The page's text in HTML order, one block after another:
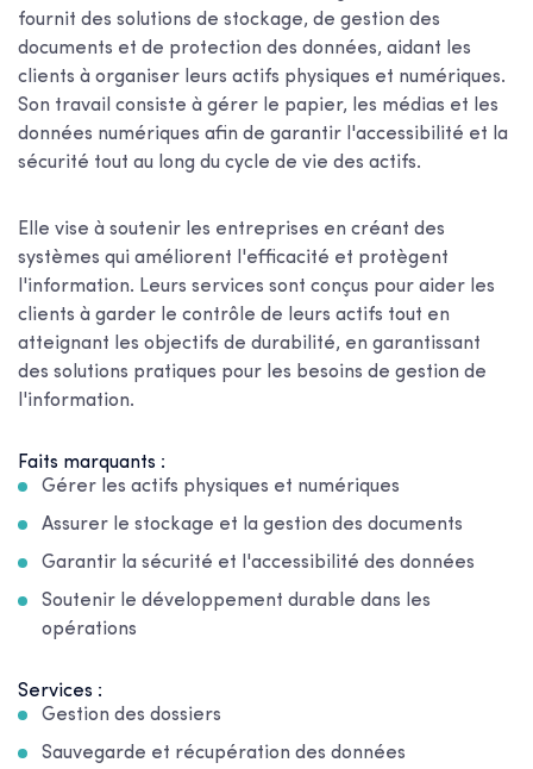
fournit des solutions de stockage, de gestion des
documents et de protection des données, aidant les
clients à organiser leurs actifs physiques et numériques.
Son travail consiste à gérer le papier, les médias et les
données numériques afin de garantir l'accessibilité et la
sécurité tout au long du cycle de vie des actifs.
Elle vise à soutenir les entreprises en créant des
systèmes qui améliorent l'efficacité et protègent
l'information. Leurs services sont conçus pour aider les
clients à garder le contrôle de leurs actifs tout en
atteignant les objectifs de durabilité, en garantissant
des solutions pratiques pour les besoins de gestion de
l'information.
Faits marquants :
Gérer les actifs physiques et numériques
Assurer le stockage et la gestion des documents
Garantir la sécurité et l'accessibilité des données
Soutenir le développement durable dans les
opérations
Services :
Gestion des dossiers
Sauvegarde et récupération des données